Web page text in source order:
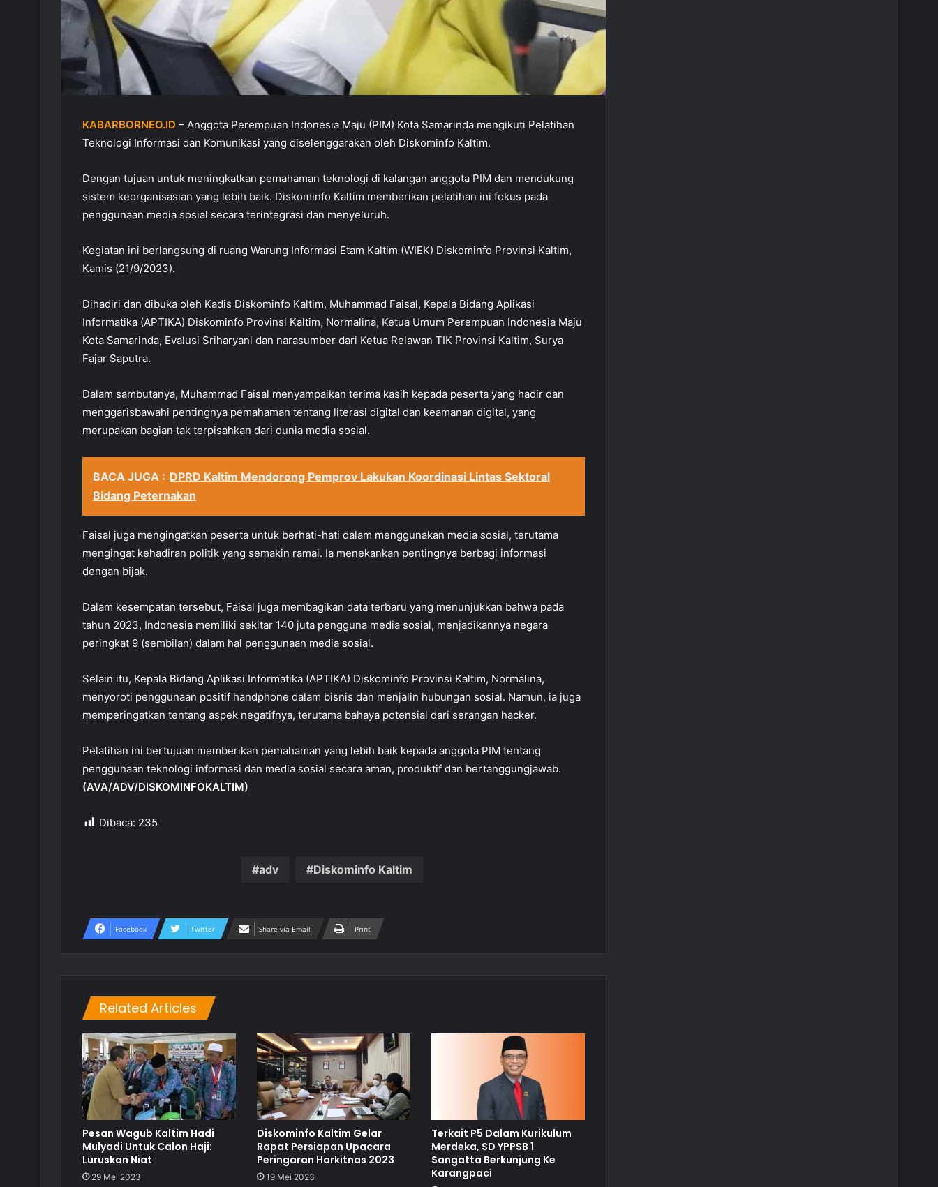
KABARBORNEO.ID – Anggota Perempuan Indonesia Maju (PIM) Kota Samarinda mengikuti Pelatihan
Teknologi Informasi dan Komunikasi yang diselenggarakan oleh Diskominfo Kaltim.
Dengan tujuan untuk meningkatkan pemahaman teknologi di kalangan anggota PIM dan mendukung
sistem keorganisasian yang lebih baik. Diskominfo Kaltim memberikan pelatihan ini fokus pada
penggunaan media sosial secara terintegrasi dan menyeluruh.
Kegiatan ini berlangsung di ruang Warung Informasi Etam Kaltim (WIEK) Diskominfo Provinsi Kaltim,
Kamis (21/9/2023).
Dihadiri dan dibuka oleh Kadis Diskominfo Kaltim, Muhammad Faisal, Kepala Bidang Aplikasi
Informatika (APTIKA) Diskominfo Provinsi Kaltim, Normalina, Ketua Umum Perempuan Indonesia Maju
Kota Samarinda, Evalusi Sriharyani dan narasumber dari Ketua Relawan TIK Provinsi Kaltim, Surya
Fajar Saputra.
Dalam sambutanya, Muhammad Faisal menyampaikan terima kasih kepada peserta yang hadir dan
menggarisbawahi pentingnya pemahaman tentang literasi digital dan keamanan digital, yang
merupakan bagian tak terpisahkan dari dunia media sosial.
BACA JUGA : DPRD Kaltim Mendorong Pemprov Lakukan Koordinasi Lintas Sektoral
Bidang Peternakan
Faisal juga mengingatkan peserta untuk berhati-hati dalam menggunakan media sosial, terutama
mengingat kehadiran politik yang semakin ramai. Ia menekankan pentingnya berbagi informasi
dengan bijak.
Dalam kesempatan tersebut, Faisal juga membagikan data terbaru yang menunjukkan bahwa pada
tahun 2023, Indonesia memiliki sekitar 140 juta pengguna media sosial, menjadikannya negara
peringkat 9 (sembilan) dalam hal penggunaan media sosial.
Selain itu, Kepala Bidang Aplikasi Informatika (APTIKA) Diskominfo Provinsi Kaltim, Normalina,
menyoroti penggunaan positif handphone dalam bisnis dan menjalin hubungan sosial. Namun, ia juga
memperingatkan tentang aspek negatifnya, terutama bahaya potensial dari serangan hacker.
Pelatihan ini bertujuan memberikan pemahaman yang lebih baik kepada anggota PIM tentang
penggunaan teknologi informasi dan media sosial secara aman, produktif dan bertanggungjawab.
(AVA/ADV/DISKOMINFOKALTIM)
Dibaca: 235
adv Diskominfo Kaltim
Facebook Twitter Share via Email Print
Related Articles
Pesan Wagub Kaltim Hadi
Mulyadi Untuk Calon Haji:
Luruskan Niat
29 Mei 2023
Diskominfo Kaltim Gelar
Rapat Persiapan Upacara
Peringaran Harkitnas 2023
19 Mei 2023
Terkait P5 Dalam Kurikulum
Merdeka, SD YPPSB 1
Sangatta Berkunjung Ke
Karangpaci